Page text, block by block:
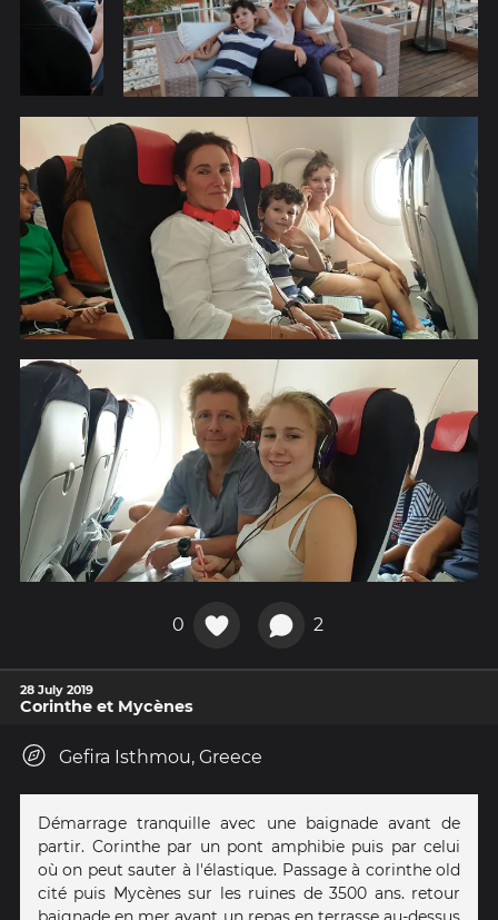
0 2
28 July 2019
Corinthe et Mycènes
Gefira Isthmou, Greece
Démarrage tranquille avec une baignade avant de
partir. Corinthe par un pont amphibie puis par celui
où on peut sauter à l'élastique. Passage à corinthe old
cité puis Mycènes sur les ruines de 3500 ans. retour